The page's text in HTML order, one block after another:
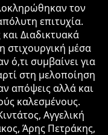
τον
επιτυχία.
Διαδικτυακά
στιχουργική μέσα
ό,τι συμβαίνει για
στη μελοποίηση
απόψεις αλλά και
καλεσμένους.
Αγγελική
Άρης Πετράκης,